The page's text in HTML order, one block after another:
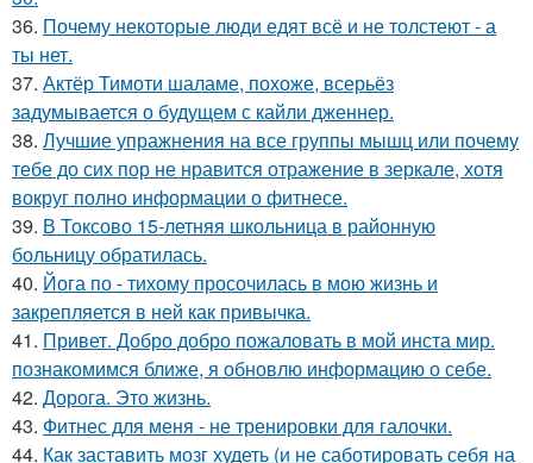
36. Почему некоторые люди едят всё и не толстеют - а
ты нет.
37. Актёр Тимоти шаламе, похоже, всерьёз
задумывается о будущем с кайли дженнер.
38. Лучшие упражнения на все группы мышц или почему
тебе до сих пор не нравится отражение в зеркале, хотя
вокруг полно информации о фитнесе.
39. В Токсово 15-летняя школьница в районную
больницу обратилась.
40. Йога по - тихому просочилась в мою жизнь и
закрепляется в ней как привычка.
41. Привет. Добро добро пожаловать в мой инста мир.
познакомимся ближе, я обновлю информацию о себе.
42. Дорога. Это жизнь.
43. Фитнес для меня - не тренировки для галочки.
44. Как заставить мозг худеть (и не саботировать себя на